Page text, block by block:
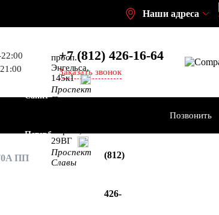
Наши адреса
+7 (812) 426-16-64
Заказать звонок
Санкт-
Петербург
просп.
Энгельса,
145к1
Проспект
Просвещения
29ВГ
Проспект
Славы
(812)
426-
Позвонить
ПП